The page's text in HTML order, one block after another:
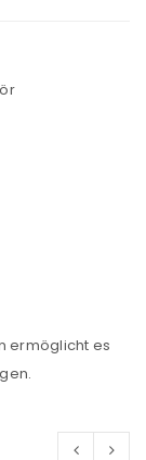
ermöglicht es